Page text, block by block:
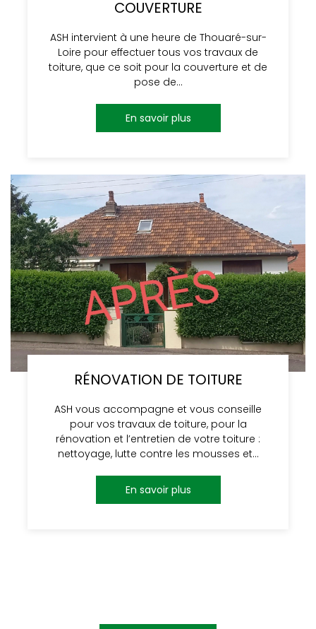
COUVERTURE
ASH intervient à une heure de Thouaré-sur-
Loire pour effectuer tous vos travaux de
toiture, que ce soit pour la couverture et de
pose de…
En savoir plus
RÉNOVATION DE TOITURE
ASH vous accompagne et vous conseille
pour vos travaux de toiture, pour la
rénovation et l’entretien de votre toiture :
nettoyage, lutte contre les mousses et…
En savoir plus